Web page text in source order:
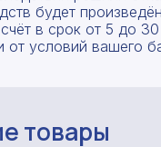
будет
в срок от 5 до
от условий вашего
товары
форму ниже,
сметы. Мы
металлопрокат